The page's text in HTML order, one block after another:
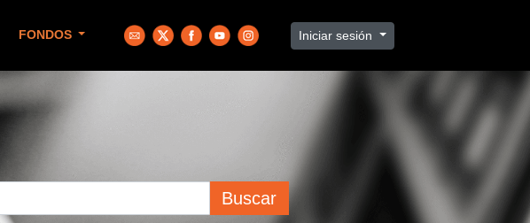
FONDOS Iniciar sesión
Buscar